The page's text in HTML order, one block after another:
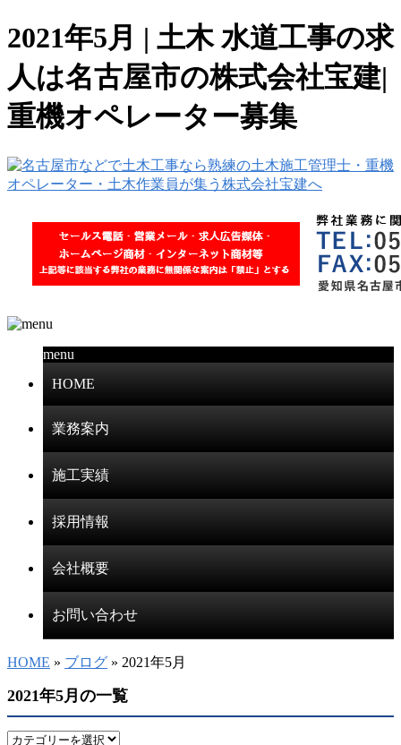
2021年5月 | 土木 水道工事の求
人は名古屋市の株式会社宝建|
重機オペレーター募集
menu
HOME
業務案内
施工実績
採用情報
会社概要
お問い合わせ
HOME » ブログ » 2021年5月
2021年5月の一覧